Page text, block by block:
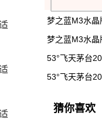
梦之蓝M3水
梦之蓝M3水晶
53°飞天茅台
53°飞天茅台
猜你喜欢